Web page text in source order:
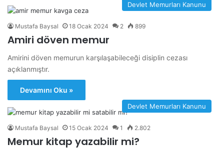
Devlet Memurları Kanunu
Mustafa Baysal 18 Ocak 2024 2 899
Amiri döven memur
Amirini döven memurun karşılaşabileceği disiplin cezası
açıklanmıştır.
Devamını Oku »
Devlet Memurları Kanunu
Mustafa Baysal 15 Ocak 2024 1 2.802
Memur kitap yazabilir mi?